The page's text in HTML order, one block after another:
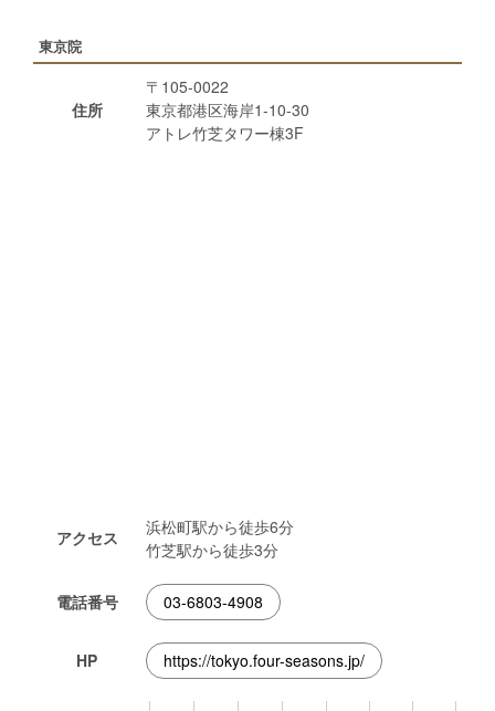
東京院
住所
〒105-0022
東京都港区海岸1-10-30
アトレ竹芝タワー棟3F
アクセス
浜松町駅から徒歩6分
竹芝駅から徒歩3分
電話番号 03-6803-4908
HP https://tokyo.four-seasons.jp/